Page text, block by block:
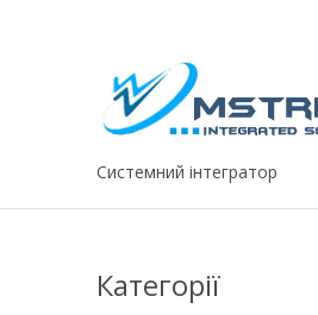
Системний iнтегратор
Категорії